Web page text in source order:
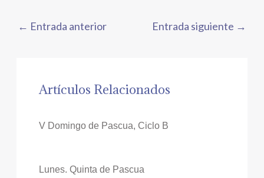
← Entrada anterior Entrada siguiente →
Artículos Relacionados
V Domingo de Pascua, Ciclo B
Lunes. Quinta de Pascua